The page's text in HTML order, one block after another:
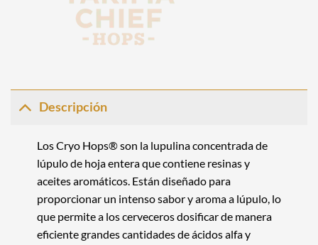
Descripción
LosCryo Hops®son la lupulina concentrada de
lúpulo de hoja entera que contiene resinas y
aceites aromáticos. Están diseñado para
proporcionar un intenso sabor y aroma a lúpulo, lo
que permite a los cerveceros dosificar de manera
eficiente grandes cantidades de ácidos alfa y